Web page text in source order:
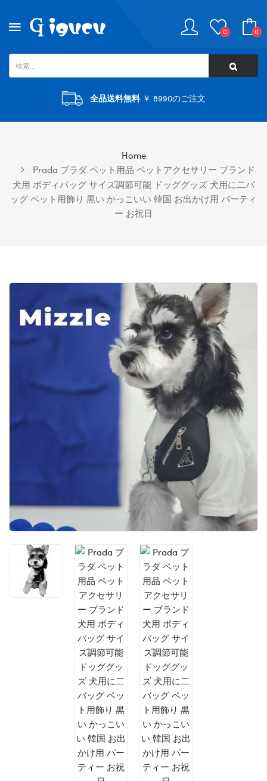
0 0
全品送料無料￥ 8990のご注文
Home
Prada プラダ ペット用品 ペットアクセサリー ブランド
犬用 ボディバッグ サイズ調節可能 ドッググッズ 犬用に二バ
ッグ ペット用飾り 黒い かっこいい 韓国 お出かけ用 パーティ
ー お祝日